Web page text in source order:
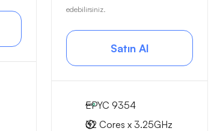
edebilirsiniz.
Satın Al
EPYC 9354
32 Cores x 3.25GHz